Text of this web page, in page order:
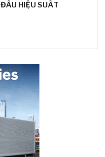
ĐẦU HIỆU SUẤT